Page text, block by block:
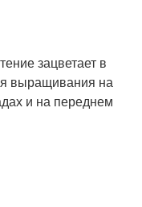
зацветает в
выращивания на
и на переднем